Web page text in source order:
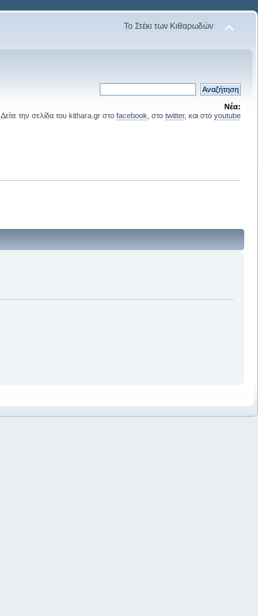
Το Στέκι των Κιθαρωδών
Νέα:
Δείτε την σελίδα του kithara.gr στο facebook , στο twitter, και στο youtube